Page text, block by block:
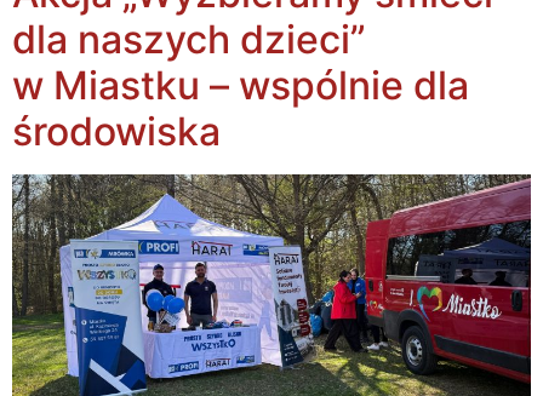
dla naszych dzieci”
w Miastku – wspólnie dla
środowiska